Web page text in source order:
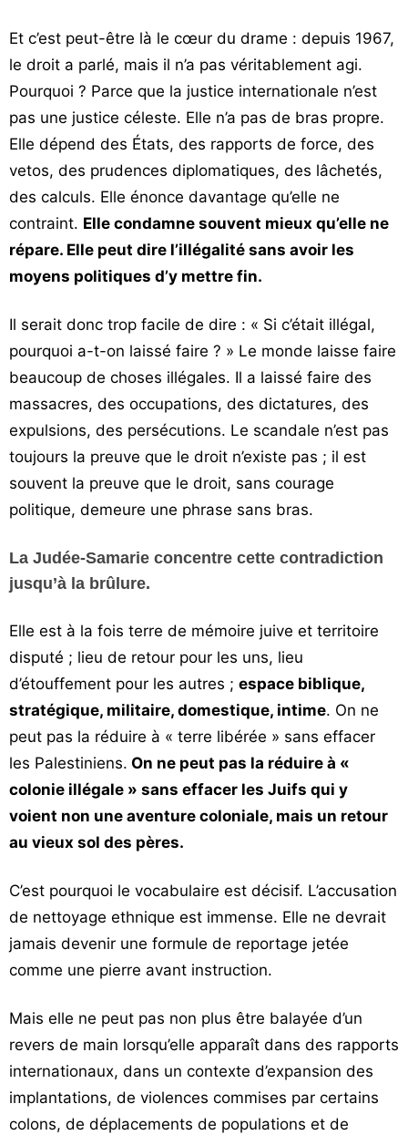
Et c’est peut-être là le cœur du drame : depuis 1967,
le droit a parlé, mais il n’a pas véritablement agi.
Pourquoi ? Parce que la justice internationale n’est
pas une justice céleste. Elle n’a pas de bras propre.
Elle dépend des États, des rapports de force, des
vetos, des prudences diplomatiques, des lâchetés,
des calculs. Elle énonce davantage qu’elle ne
contraint. Elle condamne souvent mieux qu’elle ne
répare. Elle peut dire l’illégalité sans avoir les
moyens politiques d’y mettre fin.
Il serait donc trop facile de dire : « Si c’était illégal,
pourquoi a-t-on laissé faire ? » Le monde laisse faire
beaucoup de choses illégales. Il a laissé faire des
massacres, des occupations, des dictatures, des
expulsions, des persécutions. Le scandale n’est pas
toujours la preuve que le droit n’existe pas ; il est
souvent la preuve que le droit, sans courage
politique, demeure une phrase sans bras.
La Judée-Samarie concentre cette contradiction
jusqu’à la brûlure.
Elle est à la fois terre de mémoire juive et territoire
disputé ; lieu de retour pour les uns, lieu
d’étouffement pour les autres ; espace biblique,
stratégique, militaire, domestique, intime. On ne
peut pas la réduire à « terre libérée » sans effacer
les Palestiniens. On ne peut pas la réduire à «
colonie illégale » sans effacer les Juifs qui y
voient non une aventure coloniale, mais un retour
au vieux sol des pères.
C’est pourquoi le vocabulaire est décisif. L’accusation
de nettoyage ethnique est immense. Elle ne devrait
jamais devenir une formule de reportage jetée
comme une pierre avant instruction.
Mais elle ne peut pas non plus être balayée d’un
revers de main lorsqu’elle apparaît dans des rapports
internationaux, dans un contexte d’expansion des
implantations, de violences commises par certains
colons, de déplacements de populations et de